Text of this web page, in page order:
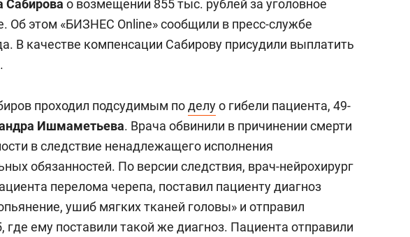
Сабирова о возмещении 855 тыс. рублей за уголовное
Об этом «БИЗНЕС Online» сообщили в пресс-службе
В качестве компенсации Сабирову присудили выплатить
проходил подсудимым поделуо гибели пациента, 49-
Ишмаметьева. Врача обвинили в причинении смерти
в следствие ненадлежащего исполнения
обязанностей. По версии следствия, врач-нейрохирург
перелома черепа, поставил пациенту диагноз
ушиб мягких тканей головы» и отправил
где ему поставили такой же диагноз. Пациента отправили
150 камер до квартиры и Face
Рекомендуем
состоянием как основа
антихрупких команд